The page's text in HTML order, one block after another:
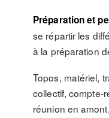
Préparation et
se répartir les
à la préparation
Topos, matériel,
collectif, compte-
réunion en